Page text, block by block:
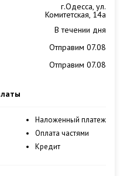
г.Одесса, ул.
Комитетская, 14а
В течении дня
Отправим 07.08
Отправим 07.08
Наложенный платеж
Оплата частями
Кредит